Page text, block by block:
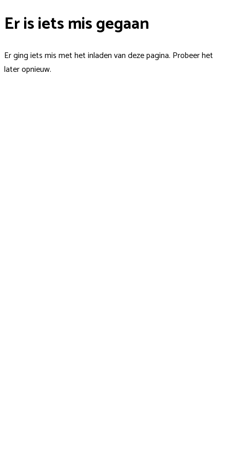
Er is iets mis gegaan
Er ging iets mis met het inladen van deze pagina. Probeer het
later opnieuw.